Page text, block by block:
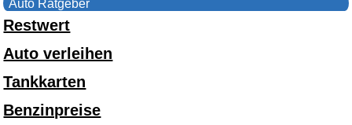
Auto Ratgeber
Restwert
Auto verleihen
Tankkarten
Benzinpreise